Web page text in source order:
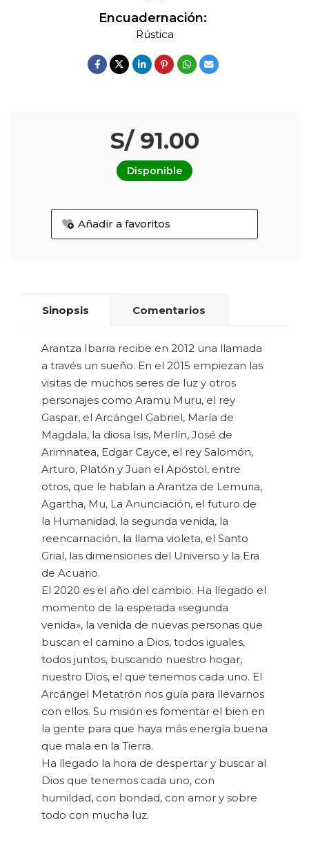
Encuadernación:
Rústica
S/ 91.00
Disponible
Añadir a favoritos
Sinopsis Comentarios
Arantza Ibarra recibe en 2012 una llamada
a través un sueño. En el 2015 empiezan las
visitas de muchos seres de luz y otros
personajes como Aramu Muru, el rey
Gaspar, el Arcángel Gabriel, María de
Magdala, la diosa Isis, Merlín, José de
Arimnatea, Edgar Cayce, el rey Salomón,
Arturo, Platón y Juan el Apóstol, entre
otros, que le hablan a Arantza de Lemuria,
Agartha, Mu, La Anunciación, el futuro de
la Humanidad, la segunda venida, la
reencarnación, la llama violeta, el Santo
Grial, las dimensiones del Universo y la Era
de Acuario.
El 2020 es el año del cambio. Ha llegado el
momento de la esperada «segunda
venida», la venida de nuevas personas que
buscan el camino a Dios, todos iguales,
todos juntos, buscando nuestro hogar,
nuestro Dios, el que tenemos cada uno. El
Arcángel Metatrón nos guía para llevarnos
con ellos. Su misión es fomentar el bien en
la gente para que haya más energía buena
que mala en la Tierra.
Ha llegado la hora de despertar y buscar al
Dios que tenemos cada uno, con
humildad, con bondad, con amor y sobre
todo con mucha luz.